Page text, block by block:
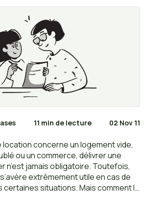
11 min de lecture 02 Nov 11
location concerne un logement vide,
ou un commerce, délivrer une
n’est jamais obligatoire. Toutefois,
extrêmement utile en cas de
certaines situations. Mais comment la
l’envoyer ?